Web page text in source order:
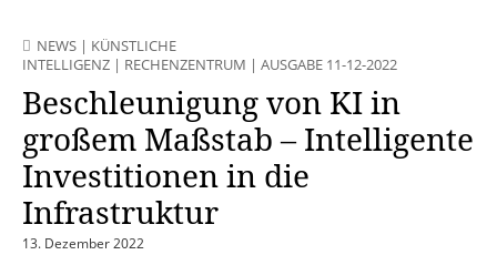
NEWS | KÜNSTLICHE
INTELLIGENZ | RECHENZENTRUM | AUSGABE 11-12-2022
Beschleunigung von KI in
großem Maßstab – Intelligente
Investitionen in die
Infrastruktur
13. Dezember 2022